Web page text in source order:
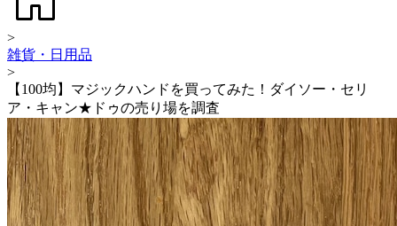
>
雑貨・日用品
>
【100均】マジックハンドを買ってみた！ダイソー・セリ
ア・キャン★ドゥの売り場を調査